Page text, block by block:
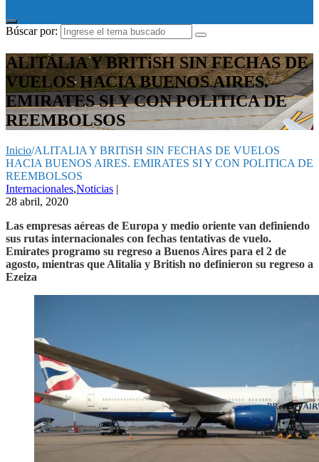
Búscar por:
ALITALIA Y BRITiSH SIN FECHAS DE
VUELOS HACIA BUENOS AIRES.
EMIRATES SI Y CON POLITICA DE
REEMBOLSOS
Inicio/ALITALIA Y BRITiSH SIN FECHAS DE VUELOS
HACIA BUENOS AIRES. EMIRATES SI Y CON POLITICA DE
REEMBOLSOS
Internacionales,Noticias |
28 abril, 2020
Las empresas aéreas de Europa y medio oriente van definiendo
sus rutas internacionales con fechas tentativas de vuelo.
Emirates programo su regreso a Buenos Aires para el 2 de
agosto, mientras que Alitalia y British no definieron su regreso a
Ezeiza